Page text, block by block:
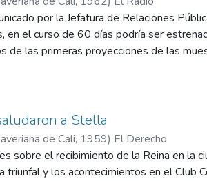
por la Jefatura de Relaciones
en el curso de 60 días podría ser
de las primeras proyecciones de las
a Stella
de Cali, 1959) El Derecho
sobre el recibimiento de la Reina en la
triunfal y los acontecimientos en el Club